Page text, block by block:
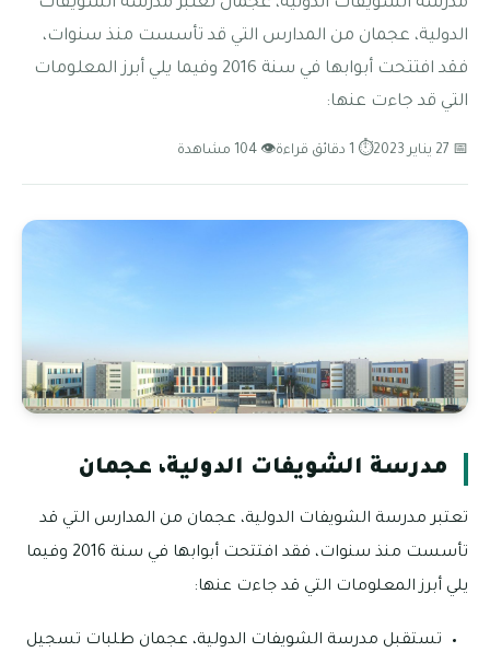
مدرسة الشويفات الدولية، عجمان تعتبر مدرسة الشويفات
الدولية، عجمان من المدارس التي قد تأسست منذ سنوات،
فقد افتتحت أبوابها في سنة 2016 وفيما يلي أبرز المعلومات
التي قد جاءت عنها:
📅 27 يناير 2023 ⏱ 1 دقائق قراءة 👁 104 مشاهدة
مدرسة الشويفات الدولية، عجمان
تعتبر مدرسة الشويفات الدولية، عجمان من المدارس التي قد
تأسست منذ سنوات، فقد افتتحت أبوابها في سنة 2016 وفيما
يلي أبرز المعلومات التي قد جاءت عنها:
تستقبل مدرسة الشويفات الدولية، عجمان طلبات تسجيل